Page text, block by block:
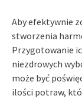
Aby efektywnie
stworzenia
Przygotowanie
niezdrowych
może być
ilości potraw,